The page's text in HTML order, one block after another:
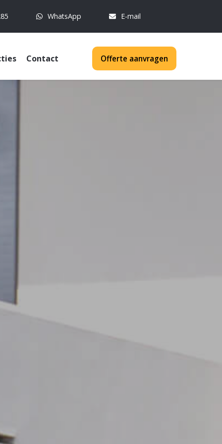
WhatsApp E-mail
Contact Offerte aanvragen